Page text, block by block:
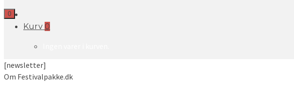
Kurv 0
0
[newsletter]
Om Festivalpakke.dk